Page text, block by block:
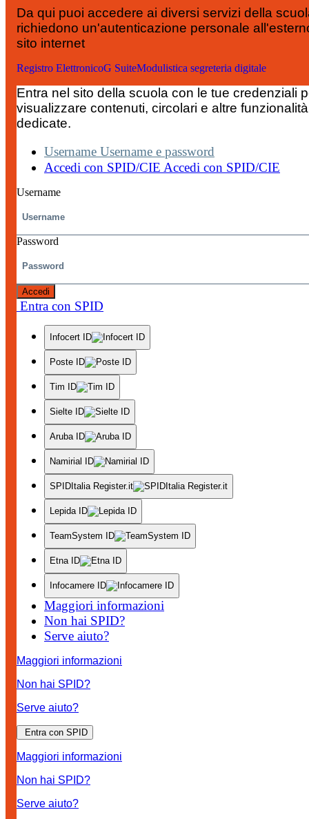
Da qui puoi accedere ai diversi servizi della
richiedono un'autenticazione personale
sito internet
Registro ElettronicoG SuiteModulistica segreteria digitale
Entra nel sito della scuola con le tue credenziali
visualizzare contenuti, circolari e altre
dedicate.
Username Username e password
Accedi con SPID/CIE Accedi con SPID/CIE
Username
Password
Accedi
Entra con SPID
Infocert ID
Poste ID
Tim ID
Sielte ID
Aruba ID
Namirial ID
SPIDItalia Register.it
Lepida ID
TeamSystem ID
Etna ID
Infocamere ID
Maggiori informazioni
Non hai SPID?
Serve aiuto?
Maggiori informazioni
Non hai SPID?
Serve aiuto?
Entra con SPID
Maggiori informazioni
Non hai SPID?
Serve aiuto?